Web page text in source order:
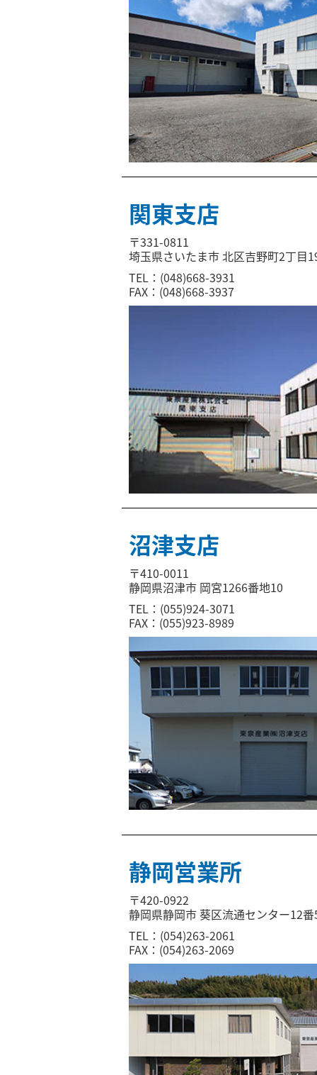
関東支店
〒331-0811
埼玉県さいたま市 北区吉野町2丁目
TEL：(048)668-3931
FAX：(048)668-3937
沼津支店
〒410-0011
静岡県沼津市 岡宮1266番地10
TEL：(055)924-3071
FAX：(055)923-8989
静岡営業所
〒420-0922
静岡県静岡市 葵区流通センター12
TEL：(054)263-2061
FAX：(054)263-2069